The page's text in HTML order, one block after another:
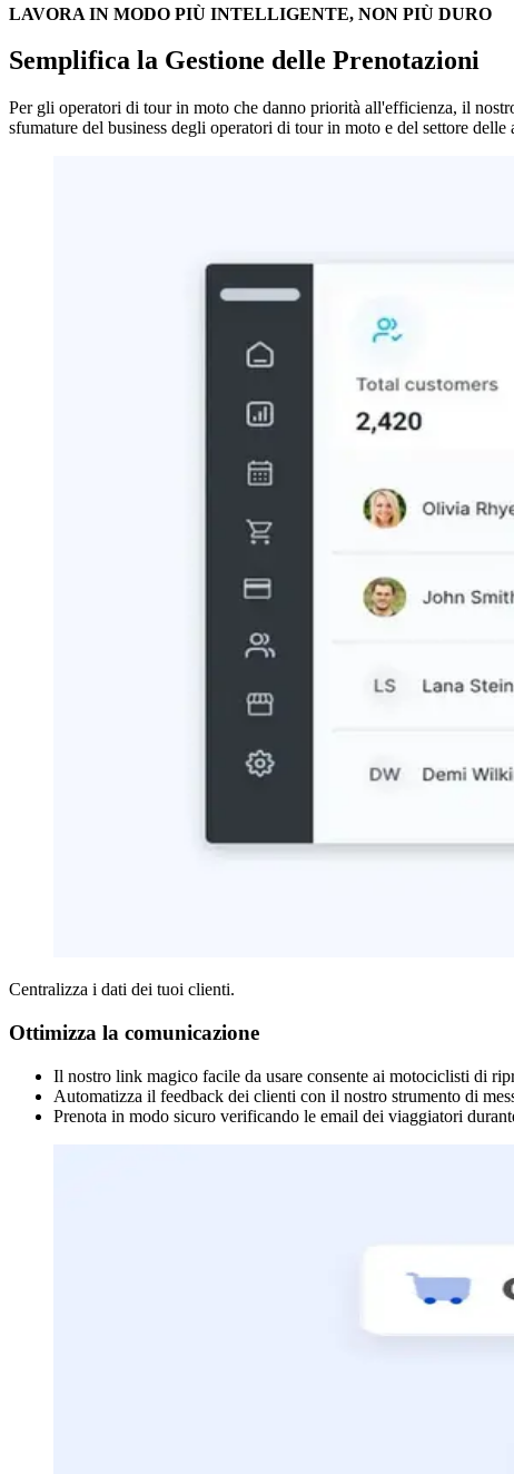
LAVORA IN MODO PIÙ INTELLIGENTE, NON PIÙ DURO
Semplifica la Gestione delle Prenotazioni
Per gli operatori di tour in moto che danno priorità all'efficienza, il
sfumature del business degli operatori di tour in moto e del settore
Centralizza i dati dei tuoi clienti.
Ottimizza la comunicazione
Il nostro link magico facile da usare consente ai motociclisti di
Automatizza il feedback dei clienti con il nostro strumento di
Prenota in modo sicuro verificando le email dei viaggiatori